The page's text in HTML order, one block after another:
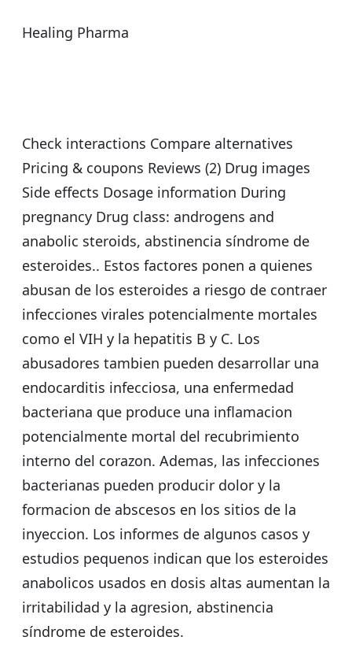
Healing Pharma
Check interactions Compare alternatives
Pricing & coupons Reviews (2) Drug images
Side effects Dosage information During
pregnancy Drug class: androgens and
anabolic steroids, abstinencia síndrome de
esteroides.. Estos factores ponen a quienes
abusan de los esteroides a riesgo de contraer
infecciones virales potencialmente mortales
como el VIH y la hepatitis B y C. Los
abusadores tambien pueden desarrollar una
endocarditis infecciosa, una enfermedad
bacteriana que produce una inflamacion
potencialmente mortal del recubrimiento
interno del corazon. Ademas, las infecciones
bacterianas pueden producir dolor y la
formacion de abscesos en los sitios de la
inyeccion. Los informes de algunos casos y
estudios pequenos indican que los esteroides
anabolicos usados en dosis altas aumentan la
irritabilidad y la agresion, abstinencia
síndrome de esteroides.